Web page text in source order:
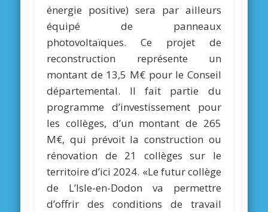
énergie positive) sera par ailleurs
équipé de panneaux
photovoltaïques. Ce projet de
reconstruction représente un
montant de 13,5 M€ pour le Conseil
départemental. Il fait partie du
programme d’investissement pour
les collèges, d’un montant de 265
M€, qui prévoit la construction ou
rénovation de 21 collèges sur le
territoire d’ici 2024. «Le futur collège
de L’Isle-en-Dodon va permettre
d’offrir des conditions de travail